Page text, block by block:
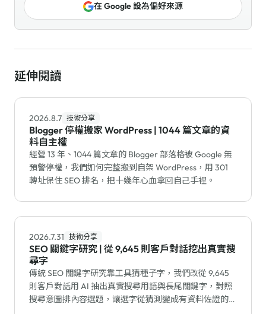
在 Google 設為偏好來源
延伸閱讀
2026.8.7 技術分享
Blogger 停權搬家 WordPress | 1044 篇文章的資
料自主權
經營 13 年、1044 篇文章的 Blogger 部落格被 Google 無
預警停權，我們如何完整搬到自架 WordPress，用 301
轉址保住 SEO 排名，把十幾年心血拿回自己手裡。
2026.7.31 技術分享
SEO 關鍵字研究 | 從 9,645 則客戶對話挖出真實搜
尋字
傳統 SEO 關鍵字研究靠工具猜種子字，我們改從 9,645
則客戶對話用 AI 抽出真實搜尋用語與長尾關鍵字，對照
搜尋意圖排內容選題，讓選字從猜測變成有資料佐證的流